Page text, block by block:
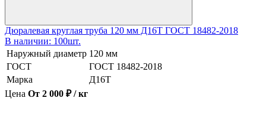
Дюралевая круглая труба 120 мм Д16Т ГОСТ 18482-2018
В наличии: 100шт.
Наружный диаметр 120 мм
ГОСТ
ГОСТ 18482-2018
Марка
Д16Т
Цена От 2 000 ₽ / кг